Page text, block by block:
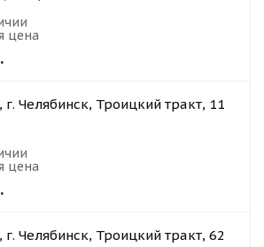
цена
г. Челябинск, Троицкий тракт, 11
цена
г. Челябинск, Троицкий тракт, 62